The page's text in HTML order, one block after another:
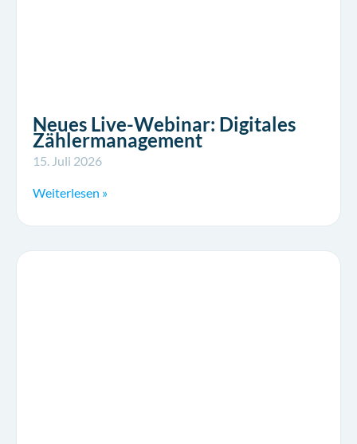
Neues Live-Webinar: Digitales
Zählermanagement
15. Juli 2026
Weiterlesen »